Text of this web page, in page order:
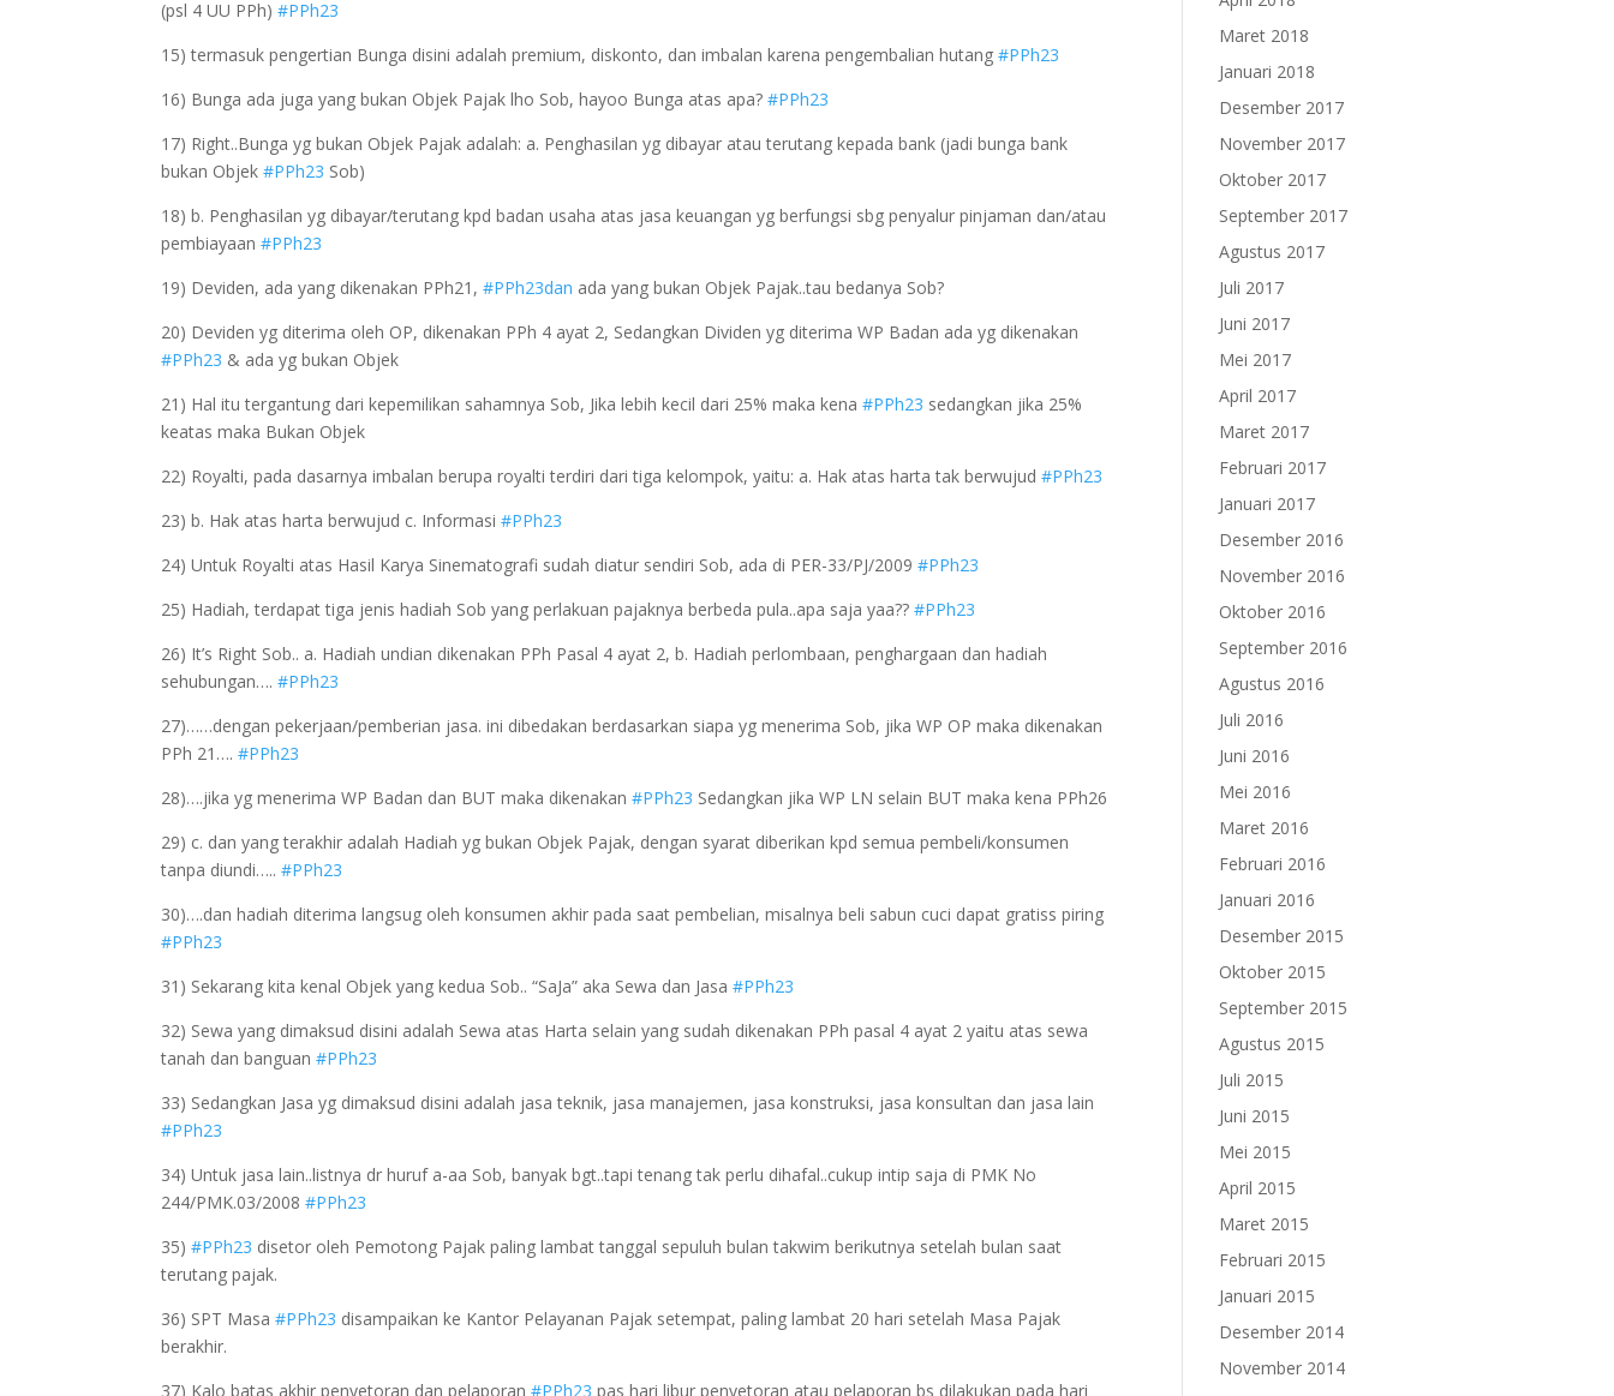
(psl 4 UU PPh)#PPh23
15) termasuk pengertian Bunga disini adalah premium, diskonto, dan imbalan karena pengembalian hutang#PPh23
16) Bunga ada juga yang bukan Objek Pajak lho Sob, hayoo Bunga atas apa?#PPh23
17) Right..Bunga yg bukan Objek Pajak adalah: a. Penghasilan yg dibayar atau terutang kepada bank (jadi bunga bank
bukan Objek#PPh23 Sob)
18) b. Penghasilan yg dibayar/terutang kpd badan usaha atas jasa keuangan yg berfungsi sbg penyalur pinjaman dan/atau
pembiayaan#PPh23
19) Deviden, ada yang dikenakan PPh21,#PPh23dan ada yang bukan Objek Pajak..tau bedanya Sob?
20) Deviden yg diterima oleh OP, dikenakan PPh 4 ayat 2, Sedangkan Dividen yg diterima WP Badan ada yg dikenakan
#PPh23 & ada yg bukan Objek
21) Hal itu tergantung dari kepemilikan sahamnya Sob, Jika lebih kecil dari 25% maka kena#PPh23 sedangkan jika 25%
keatas maka Bukan Objek
22) Royalti, pada dasarnya imbalan berupa royalti terdiri dari tiga kelompok, yaitu: a. Hak atas harta tak berwujud#PPh23
23) b. Hak atas harta berwujud c. Informasi#PPh23
24) Untuk Royalti atas Hasil Karya Sinematografi sudah diatur sendiri Sob, ada di PER-33/PJ/2009#PPh23
25) Hadiah, terdapat tiga jenis hadiah Sob yang perlakuan pajaknya berbeda pula..apa saja yaa??#PPh23
26) It’s Right Sob.. a. Hadiah undian dikenakan PPh Pasal 4 ayat 2, b. Hadiah perlombaan, penghargaan dan hadiah
sehubungan….#PPh23
27)……dengan pekerjaan/pemberian jasa. ini dibedakan berdasarkan siapa yg menerima Sob, jika WP OP maka dikenakan
PPh 21….#PPh23
28)….jika yg menerima WP Badan dan BUT maka dikenakan#PPh23 Sedangkan jika WP LN selain BUT maka kena PPh26
29) c. dan yang terakhir adalah Hadiah yg bukan Objek Pajak, dengan syarat diberikan kpd semua pembeli/konsumen
tanpa diundi…..#PPh23
30)….dan hadiah diterima langsug oleh konsumen akhir pada saat pembelian, misalnya beli sabun cuci dapat gratiss piring
#PPh23
31) Sekarang kita kenal Objek yang kedua Sob.. “SaJa” aka Sewa dan Jasa#PPh23
32) Sewa yang dimaksud disini adalah Sewa atas Harta selain yang sudah dikenakan PPh pasal 4 ayat 2 yaitu atas sewa
tanah dan banguan#PPh23
33) Sedangkan Jasa yg dimaksud disini adalah jasa teknik, jasa manajemen, jasa konstruksi, jasa konsultan dan jasa lain
#PPh23
34) Untuk jasa lain..listnya dr huruf a-aa Sob, banyak bgt..tapi tenang tak perlu dihafal..cukup intip saja di PMK No
244/PMK.03/2008#PPh23
35)#PPh23 disetor oleh Pemotong Pajak paling lambat tanggal sepuluh bulan takwim berikutnya setelah bulan saat
terutang pajak.
36) SPT Masa#PPh23 disampaikan ke Kantor Pelayanan Pajak setempat, paling lambat 20 hari setelah Masa Pajak
berakhir.
37) Kalo batas akhir penyetoran dan pelaporan#PPh23 pas hari libur penyetoran atau pelaporan bs dilakukan pada hari
Maret 2018
Januari 2018
Desember 2017
November 2017
Oktober 2017
September 2017
Agustus 2017
Juli 2017
Juni 2017
Mei 2017
April 2017
Maret 2017
Februari 2017
Januari 2017
Desember 2016
November 2016
Oktober 2016
September 2016
Agustus 2016
Juli 2016
Juni 2016
Mei 2016
Maret 2016
Februari 2016
Januari 2016
Desember 2015
Oktober 2015
September 2015
Agustus 2015
Juli 2015
Juni 2015
Mei 2015
April 2015
Maret 2015
Februari 2015
Januari 2015
Desember 2014
November 2014